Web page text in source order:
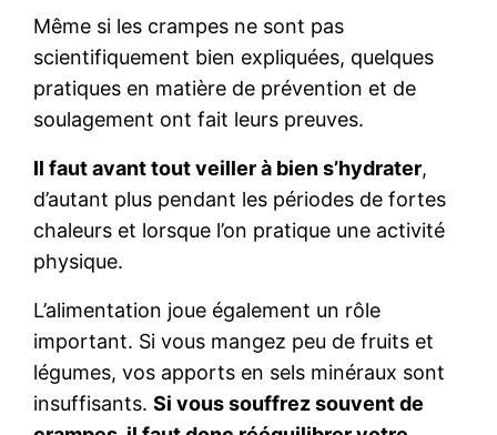
Même si les crampes ne sont pas
scientifiquement bien expliquées, quelques
pratiques en matière de prévention et de
soulagement ont fait leurs preuves.
Il faut avant tout veiller à bien s’hydrater,
d’autant plus pendant les périodes de fortes
chaleurs et lorsque l’on pratique une activité
physique.
L’alimentation joue également un rôle
important. Si vous mangez peu de fruits et
légumes, vos apports en sels minéraux sont
insuffisants.Si vous souffrez souvent de